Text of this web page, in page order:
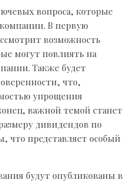
вопроса, которые
В первую
возможность
могут повлиять на
Также будет
что,
упрощения
важной темой станет
дивидендов по
что представляет особый
будут опубликованы в